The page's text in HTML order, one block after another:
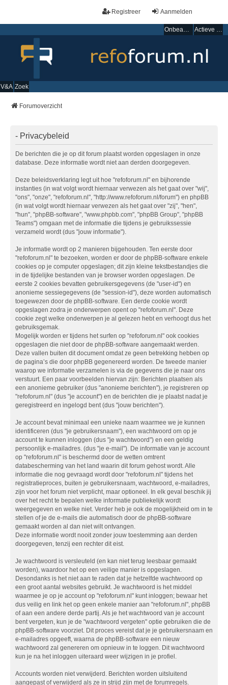
Aanmelden
Registreer
Onbeantwoorde onderwerpen Actieve onderwerpen
V&A Zoek
Forumoverzicht
- Privacybeleid
De berichten die je op dit forum plaatst worden opgeslagen in onze
database. Deze informatie wordt niet aan derden doorgegeven.
Deze beleidsverklaring legt uit hoe "refoforum.nl" en bijhorende
instanties (in wat volgt wordt hiernaar verwezen als het gaat over "wij",
"ons", "onze", "refoforum.nl", "http://www.refoforum.nl/forum") en phpBB
(in wat volgt wordt hiernaar verwezen als het gaat over "zij", "hen",
"hun", "phpBB-software", "www.phpbb.com", "phpBB Group", "phpBB
Teams") omgaan met de informatie die tijdens je gebruikssessie
verzameld wordt (dus "jouw informatie").
Je informatie wordt op 2 manieren bijgehouden. Ten eerste door
"refoforum.nl" te bezoeken, worden er door de phpBB-software enkele
cookies op je computer opgeslagen; dit zijn kleine tekstbestandjes die
in de tijdelijke bestanden van je browser worden opgeslagen. De
eerste 2 cookies bevatten gebruikersgegevens (de "user-id") en
anonieme sessiegegevens (de "session-id"), deze worden automatisch
toegewezen door de phpBB-software. Een derde cookie wordt
opgeslagen zodra je onderwerpen opent op "refoforum.nl". Deze
cookie zegt welke onderwerpen je al gelezen hebt en verhoogt dus het
gebruiksgemak.
Mogelijk worden er tijdens het surfen op "refoforum.nl" ook cookies
opgeslagen die niet door de phpBB-software aangemaakt werden.
Deze vallen buiten dit document omdat ze geen betrekking hebben op
de pagina’s die door phpBB gegenereerd worden. De tweede manier
waarop we informatie verzamelen is via de gegevens die je naar ons
verstuurt. Een paar voorbeelden hiervan zijn: Berichten plaatsen als
een anonieme gebruiker (dus "anonieme berichten"), je registreren op
"refoforum.nl" (dus "je account") en de berichten die je plaatst nadat je
geregistreerd en ingelogd bent (dus "jouw berichten").
Je account bevat minimaal een unieke naam waarmee we je kunnen
identificeren (dus "je gebruikersnaam"), een wachtwoord om op je
account te kunnen inloggen (dus "je wachtwoord") en een geldig
persoonlijk e-mailadres. (dus "je e-mail"). De informatie van je account
op "refoforum.nl" is beschermd door de wetten omtrent
databescherming van het land waarin dit forum gehost wordt. Alle
informatie die nog gevraagd wordt door "refoforum.nl" tijdens het
registratieproces, buiten je gebruikersnaam, wachtwoord, e-mailadres,
zijn voor het forum niet verplicht, maar optioneel. In elk geval beschik jij
over het recht te bepalen welke informatie publiekelijk wordt
weergegeven en welke niet. Verder heb je ook de mogelijkheid om in te
stellen of je de e-mails die automatisch door de phpBB-software
gemaakt worden al dan niet wilt ontvangen.
Deze informatie wordt nooit zonder jouw toestemming aan derden
doorgegeven, tenzij een rechter dit eist.
Je wachtwoord is versleuteld (en kan niet terug leesbaar gemaakt
worden), waardoor het op een veilige manier is opgeslagen.
Desondanks is het niet aan te raden dat je hetzelfde wachtwoord op
een groot aantal websites gebruikt. Je wachtwoord is het middel
waarmee je op je account op "refoforum.nl" kunt inloggen; bewaar het
dus veilig en link het op geen enkele manier aan "refoforum.nl", phpBB
of aan een andere derde partij. Als je het wachtwoord van je account
bent vergeten, kun je de "wachtwoord vergeten" optie gebruiken die de
phpBB-software voorziet. Dit proces vereist dat je je gebruikersnaam en
e-mailadres opgeeft, waarna de phpBB-software een nieuw
wachtwoord zal genereren om opnieuw in te loggen. Dit wachtwoord
kun je na het inloggen uiteraard weer wijzigen in je profiel.
Accounts worden niet verwijderd. Berichten worden uitsluitend
aangepast of verwijderd als ze in strijd zijn met de forumregels.